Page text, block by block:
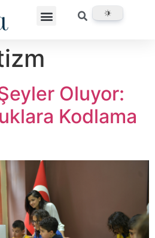
Oluyor:
Kodlama